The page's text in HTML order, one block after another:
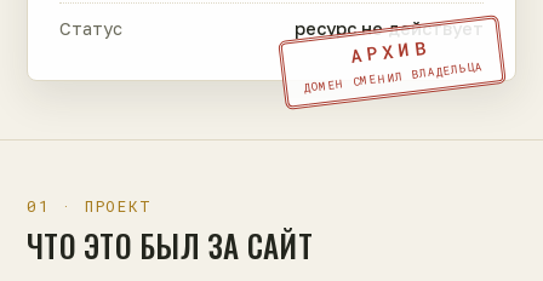
Статус ресурс не действует
АРХИВ
ДОМЕН СМЕНИЛ ВЛАДЕЛЬЦА
01 · ПРОЕКТ
ЧТО ЭТО БЫЛ ЗА САЙТ